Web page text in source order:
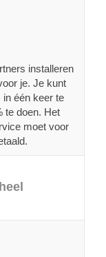
installeren
je. Je kunt
één keer te
te doen. Het
moet voor